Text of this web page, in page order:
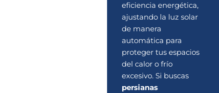
eficiencia energética,
ajustando la luz solar
de manera
automática para
proteger tus espacios
del calor o frío
excesivo. Si buscas
persianas